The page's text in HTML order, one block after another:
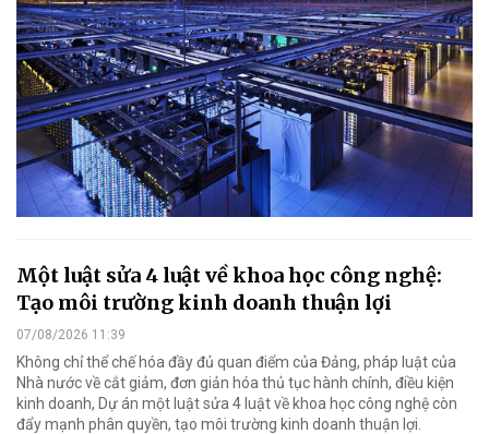
Một luật sửa 4 luật về khoa học công nghệ:
Tạo môi trường kinh doanh thuận lợi
07/08/2026 11:39
Không chỉ thể chế hóa đầy đủ quan điểm của Đảng, pháp luật của
Nhà nước về cắt giảm, đơn giản hóa thủ tục hành chính, điều kiện
kinh doanh, Dự án một luật sửa 4 luật về khoa học công nghệ còn
đẩy mạnh phân quyền, tạo môi trường kinh doanh thuận lợi.